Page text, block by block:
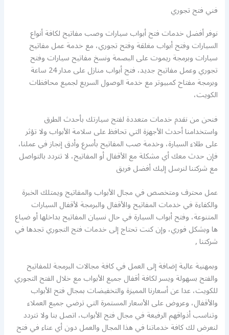
فني فتح تجوري
نوفر أفضل خدمات فتح أبواب سيارات وصب مفاتيح لكافة أنواع
السيارات وفتح أبواب مغلقة وفتح تجوري، مع خدمة عمل مفاتيح
سيارات وبرمجة ريموت على البصمة ونسخ مفاتيح سيارات وفتح
تجوري وعمل مفاتيح جديد، فتح أبواب منازل على مدار 24 ساعة
وبرمجة مفتاح كمبيوتر مع خدمة الوصول السريع لجميع محافظات
الكويت،
فنحن من نقدم خدمات متعددة لفتح سيارتك بأحدث الطرق
واستخدامنا أحدث الأجهزة التي تحافظ على سلامة الأبواب ولا تؤثر
على طلاء السيارة، وخدمة صب المفاتيح بأسرع وأدق إنجاز في عملنا،
فإن حدث معك أي مشكلة مع الأقفال أو المفاتيح، لا تتردد بالتواصل
مع شركتنا لنرسل إليك أفضل فريق
عمل محترف ومتخصص في مجال الأبواب والمفاتيح ويمتلك الخبرة
والكفاءة في خدمات المفاتيح والأقفال والبرمجة لأقفال السيارات
المتنوعة، وفتح أبواب السيارة في حال نسيان المفاتيح بداخلها أو ضياع
ها وبشكل فوري، وإن كنت تحتاج إلى خدمات فتح التجوري تجدها في
شركتنا ,
وبمهنية عالية إضافة إلى العمل في كافة مجالات البرمجة للمفاتيح
والفتح بسهولة ويسر لكافة أقفال جميع الأبواب مع خلال الفتح التجوري
للكويت، عدا عن أسعارنا المميزة والتخفيضات بمجال فتح الأبواب
والأقفال، وعروض على الأسعار المستمرة التي ترضي جميع العملاء
وتناسب أذواقهم الرفيعة في مجال فتح الأبواب، اتصل بنا ولا تتردد
لنعرض لك كافة خدماتنا في هذا المجال والعمل دون أي عناء في فتح